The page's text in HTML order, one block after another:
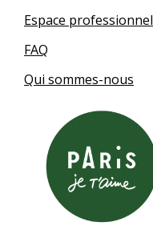
Espace professionnel
FAQ
Qui sommes-nous